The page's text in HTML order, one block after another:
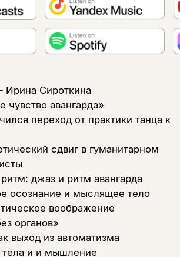
Ирина Сироткина
чувство авангарда»
переход от практики танца к
сдвиг в гуманитарном
джаз и ритм авангарда
осознание и мыслящее тело
воображение
органов»
выход из автоматизма
тела и и мышление